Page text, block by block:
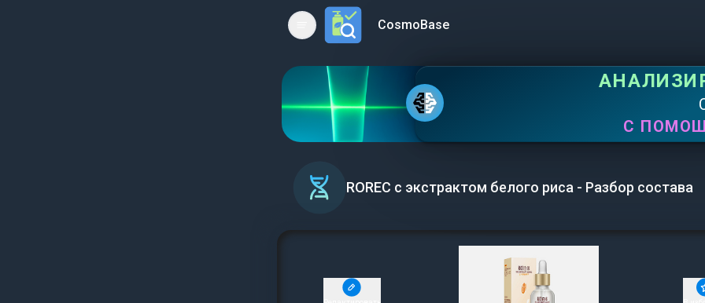
Open main menuCosmoBase
С
ROREC с экстрактом белого риса - Разбор состава